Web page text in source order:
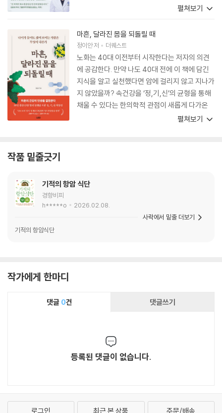
하는지 모르겠다는 호소이기도 합니다. 그래서 저
이제는 환자분들께 “한번 해보세요.”가 아니라
“이 책에 나온 채소 해독식을 그대로 따라 해보세
요.”라고 자신 있게 권할 수 있게 되었기 때문입니
다. 저자의 수고는 실로 대단합니다. 샐러드, 따뜻
한 수프, 슬로푸드, 말린 채소, 반건조 채소까지,
전 세계의 채소 활용법을 한 권에 담아냈습니다.
덕분에 저 역시 단조롭던 채소 식단에 새로운 변
화를 더 할 수 있게 되었습니다. 이 책은 단순한 건
속에서 실천하고 있기 때문입니다.
펼쳐보기
마흔, 달라진 몸을 되돌릴 때
정이안저 더퀘스트
노화는 40대 이전부터 시작한다는 저자의 의견
에 공감한다. 만약 나도 40대 전에 이 책에 담긴
지식을 알고 실천했다면 암에 걸리지 않고 지나가
지 않았을까? 속건강을 ‘정,기,신’의 균형을 통해
채울 수 있다는 한의학적 관점이 새롭게 다가온
다. 누구나 이 책에서 말하는 건강 지침으로 하루
고 자신에게 투자하라.
펼쳐보기
작품 밑줄긋기
기적의 항암 식단
경향비피
h*****o
2026.02.08.
기적의 항암식단
사락에서 밑줄 더보기
작가에게 한마디
댓글 0건 댓글쓰기
등록된 댓글이 없습니다.
로그인 최근 본 상품 주문/배송